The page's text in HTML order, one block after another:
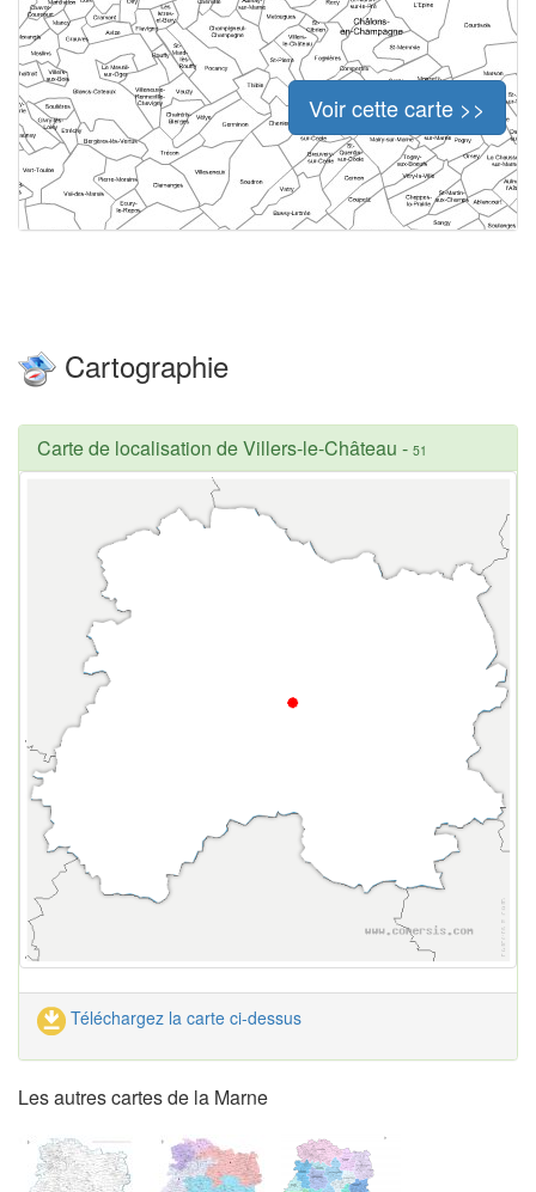
Voir cette carte >>
Cartographie
Carte de localisation de Villers-le-Château - 51
Téléchargez la carte ci-dessus
Les autres cartes de la Marne